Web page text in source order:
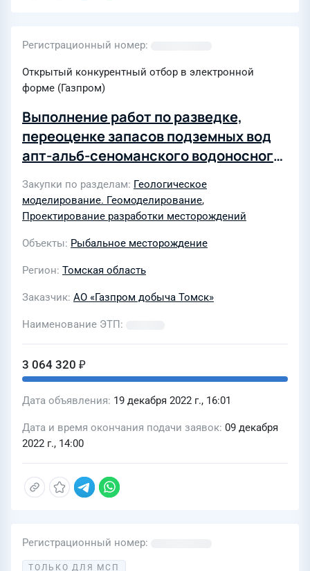
Регистрационный номер
Открытый конкурентный отбор в электронной
форме (Газпром)
Выполнение работ по разведке,
переоценке запасов подземных вод
апт-альб-сеноманского водоносного
проекта разработки подземных вод
на Рыбальном нефтяном
Закупки по разделам
Геологическое
моделирование. Геомоделирование,
Проектирование разработки месторождений
Объекты Рыбальное месторождение
Регион Томская область
Заказчик АО «Газпром добыча Томск»
Наименование ЭТП
3 064 320 ₽
Дата объявления 19 декабря 2022 г., 16:01
Дата и время окончания подачи заявок 09 декабря
2022 г., 14:00
Регистрационный номер
ТОЛЬКО ДЛЯ МСП